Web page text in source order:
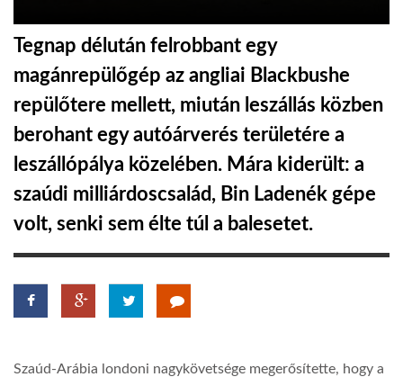
GLOBOTV BP
HÍR3D
TROPICALMAGAZIN
Tegnap délután felrobbant egy
magánrepülőgép az angliai Blackbushe
repülőtere mellett, miután leszállás közben
berohant egy autóárverés területére a
leszállópálya közelében. Mára kiderült: a
szaúdi milliárdoscsalád, Bin Ladenék gépe
volt, senki sem élte túl a balesetet.
Szaúd-Arábia londoni nagykövetsége megerősítette, hogy a